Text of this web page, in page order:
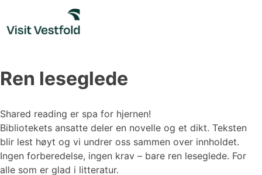
content
Ren leseglede
Shared reading er spa for hjernen!
Bibliotekets ansatte deler en novelle og et dikt. Teksten
blir lest høyt og vi undrer oss sammen over innholdet.
Ingen forberedelse, ingen krav – bare ren leseglede. For
alle som er glad i litteratur.